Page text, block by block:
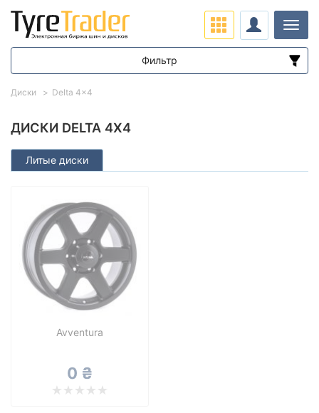
ДИСКИ DELTA 4X4
Литые диски
Avventura
0 ₴
Диски Delta 4x4
Фильтр
Диапазон цен
Подбор по параметрам
Вылет (ET)
Ступица (dia)
Все бренды